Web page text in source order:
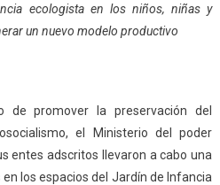
ecologista en los niños, niñas y
un nuevo modelo productivo
de promover la preservación del
el Ministerio del poder
entes adscritos llevaron a cabo una
los espacios del Jardín de Infancia